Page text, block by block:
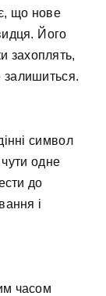
що нове
Його
захоплять,
залишиться.
символ
одне
до
і
часом